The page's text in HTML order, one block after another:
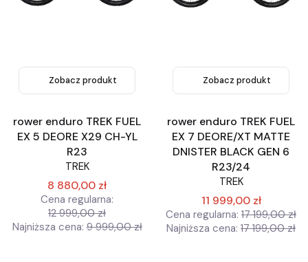
Zobacz produkt
rower enduro TREK FUEL
EX 5 DEORE X29 CH-YL
R23
TREK
8 880,00 zł
Cena regularna:
12 999,00 zł
Najniższa cena: 9 999,00 zł
Zobacz produkt
rower enduro TREK FUEL
EX 7 DEORE/XT MATTE
DNISTER BLACK GEN 6
R23/24
TREK
11 999,00 zł
Cena regularna: 17 199,00 zł
Najniższa cena: 17 199,00 zł